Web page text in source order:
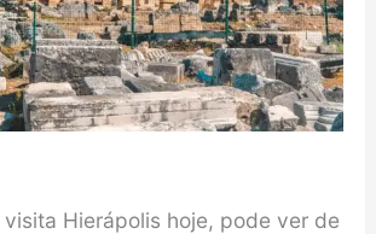
Hierápolis hoje, pode ver de